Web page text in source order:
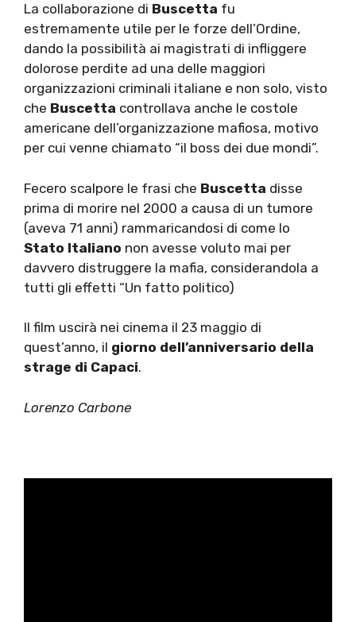
La collaborazione di Buscetta fu
estremamente utile per le forze dell’Ordine,
dando la possibilità ai magistrati di infliggere
dolorose perdite ad una delle maggiori
organizzazioni criminali italiane e non solo, visto
che Buscetta controllava anche le costole
americane dell’organizzazione mafiosa, motivo
per cui venne chiamato “il boss dei due mondi”.
Fecero scalpore le frasi che Buscetta disse
prima di morire nel 2000 a causa di un tumore
(aveva 71 anni) rammaricandosi di come lo
Stato Italiano non avesse voluto mai per
davvero distruggere la mafia, considerandola a
tutti gli effetti “Un fatto politico)
Il film uscirà nei cinema il 23 maggio di
quest’anno, il giorno dell’anniversario della
strage di Capaci.
Lorenzo Carbone